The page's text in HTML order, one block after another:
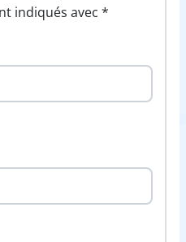
indiqués avec *